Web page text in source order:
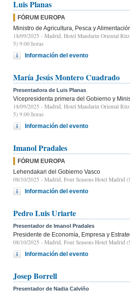
Luis Planas
FÓRUM EUROPA
Ministro de Agricultura, Pesca y
18/09/2025 - Madrid, Hotel Mandarin Oriental Ritz
5) 9:00 horas
Información del evento
María Jesús Montero Cuadrado
Presentadora de Luis Planas
Vicepresidenta primera del Gobierno y
18/09/2025 - Madrid, Hotel Mandarin Oriental Ritz
5) 9:00 horas
Información del evento
Imanol Pradales
FÓRUM EUROPA
Lehendakari del Gobierno Vasco
08/10/2025 - Madrid, Four Seasons Hotel Madrid
Información del evento
Pedro Luis Uriarte
Presentador de Imanol Pradales
Presidente de Economía, Empresa y
08/10/2025 - Madrid, Four Seasons Hotel Madrid
Información del evento
Josep Borrell
Presentador de Nadia Calviño